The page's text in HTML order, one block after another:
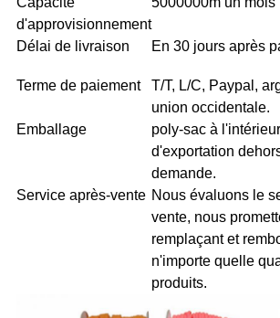
d'approvisionnement
Délai de livraison En 30 jours après
Terme de paiement
T/T, L/C, Paypal,
union occidentale.
Emballage
poly-sac à
d'exportation
demande.
Service après-vente Nous évaluons le
vente, nous
remplaçant et
n'importe quelle
produits.